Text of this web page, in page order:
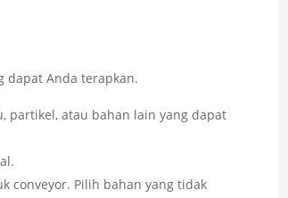
dapat Anda terapkan.
partikel, atau bahan lain yang dapat
conveyor. Pilih bahan yang tidak